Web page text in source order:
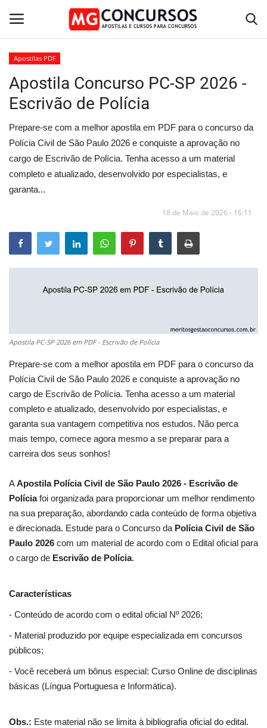
Home
Apostilas PDF
Apostila Impressa
Cursos Online
Apostilas PDF
Apostila Concurso PC-SP 2026 -
Escrivão de Polícia
Prepare-se com a melhor apostila em PDF para o concurso da
Polícia Civil de São Paulo 2026 e conquiste a aprovação no
cargo de Escrivão de Polícia. Tenha acesso a um material
completo e atualizado, desenvolvido por especialistas, e
garanta...
18 de Maio de 2026 - 16:11
Apostila PC-SP 2026 em PDF - Escrivão de Polícia
Prepare-se com a melhor apostila em PDF para o concurso da
Polícia Civil de São Paulo 2026 e conquiste a aprovação no
cargo de Escrivão de Polícia. Tenha acesso a um material
completo e atualizado, desenvolvido por especialistas, e
garanta sua vantagem competitiva nos estudos. Não perca
mais tempo, comece agora mesmo a se preparar para a
carreira dos seus sonhos!
AApostila Polícia Civil de São Paulo 2026 - Escrivão de
Políciafoi organizada para proporcionar um melhor rendimento
na sua preparação, abordando cada conteúdo de forma objetiva
e direcionada. Estude para o Concurso da Polícia Civil de São
Paulo 2026 com um material de acordo com o Edital oficial para
o cargo de Escrivão de Polícia.
Características
- Conteúdo de acordo com o edital oficial Nº 2026;
- Material produzido por equipe especializada em concursos
públicos;
- Você receberá um bônus especial: Curso Online de disciplinas
básicas (Língua Portuguesa e Informática).
Obs.: Este material não se limita à bibliografia oficial do edital.